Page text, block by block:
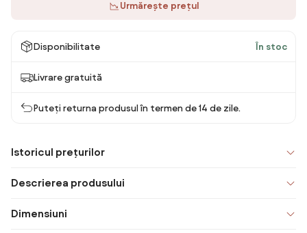
Urmărește prețul
Disponibilitate În stoc
Livrare gratuită
Puteți returna produsul în termen de 14 de zile.
Istoricul prețurilor
Descrierea produsului
Dimensiuni